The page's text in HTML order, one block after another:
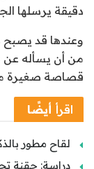
دقيقة يرسلها
وعندها قد يصبح
من أن يسأله عن
قصاصة صغيرة
اقرأ أيضًا
لقاح مطور
دراسة: حقنة